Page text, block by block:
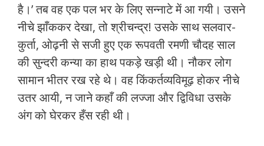
है।’ तब वह एक पल भर के लिए सन्नाटे में आ गयी। उसने
नीचे झाँककर देखा, तो श्रीचन्द्र! उसके साथ सलवार-
कुर्ता, ओढ़नी से सजी हुए एक रूपवती रमणी चौदह साल
की सुन्दरी कन्या का हाथ पकड़े खड़ी थी। नौकर लोग
सामान भीतर रख रहे थे। वह किंकर्तव्यविमूढ़ होकर नीचे
उतर आयी, न जाने कहाँ की लज्जा और द्विविधा उसके
अंग को घेरकर हँस रही थी।